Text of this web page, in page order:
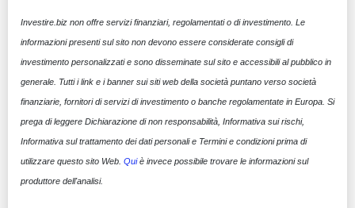
Investire.biz non offre servizi finanziari, regolamentati o di investimento. Le
informazioni presenti sul sito non devono essere considerate consigli di
investimento personalizzati e sono disseminate sul sito e accessibili al pubblico in
generale. Tutti i link e i banner sui siti web della società puntano verso società
finanziarie, fornitori di servizi di investimento o banche regolamentate in Europa. Si
prega di leggere Dichiarazione di non responsabilità, Informativa sui rischi,
Informativa sul trattamento dei dati personali e Termini e condizioni prima di
utilizzare questo sito Web. Quiè invece possibile trovare le informazioni sul
produttore dell'analisi.